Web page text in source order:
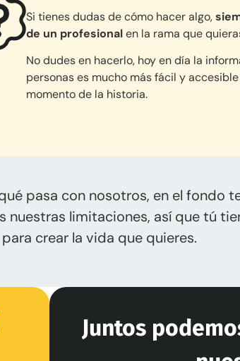
Si tienes dudas de cómo hacer algo,
de un profesionalen la rama que
No dudes en hacerlo, hoy en día la
personas es mucho más fácil y
momento de la historia.
pasa con nosotros, en el fondo
nuestras limitaciones, así que tú
para crear la vida que quieres.
Juntos